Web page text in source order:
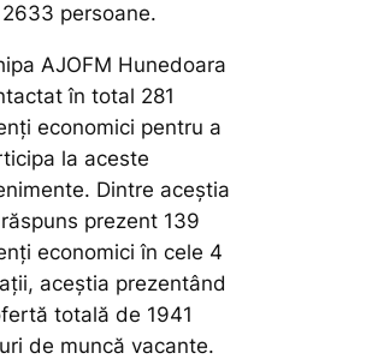
persoane.
AJOFM Hunedoara
în total 281
economici pentru a
la aceste
Dintre aceștia
prezent 139
economici în cele 4
aceștia prezentând
totală de 1941
de muncă vacante.